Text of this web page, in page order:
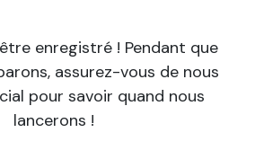
enregistré ! Pendant que
assurez-vous de nous
pour savoir quand nous
lancerons !